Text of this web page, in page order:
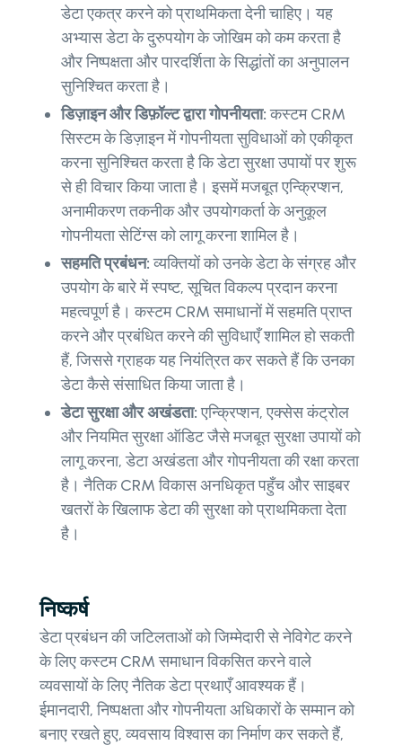
डेटा एकत्र करने को प्राथमिकता देनी चाहिए। यह
अभ्यास डेटा के दुरुपयोग के जोखिम को कम करता है
और निष्पक्षता और पारदर्शिता के सिद्धांतों का अनुपालन
सुनिश्चित करता है।
डिज़ाइन और डिफ़ॉल्ट द्वारा गोपनीयता:कस्टम CRM
सिस्टम के डिज़ाइन में गोपनीयता सुविधाओं को एकीकृत
करना सुनिश्चित करता है कि डेटा सुरक्षा उपायों पर शुरू
से ही विचार किया जाता है। इसमें मजबूत एन्क्रिप्शन,
अनामीकरण तकनीक और उपयोगकर्ता के अनुकूल
गोपनीयता सेटिंग्स को लागू करना शामिल है।
सहमति प्रबंधन:व्यक्तियों को उनके डेटा के संग्रह और
उपयोग के बारे में स्पष्ट, सूचित विकल्प प्रदान करना
महत्वपूर्ण है। कस्टम CRM समाधानों में सहमति प्राप्त
करने और प्रबंधित करने की सुविधाएँ शामिल हो सकती
हैं, जिससे ग्राहक यह नियंत्रित कर सकते हैं कि उनका
डेटा कैसे संसाधित किया जाता है।
डेटा सुरक्षा और अखंडता:एन्क्रिप्शन, एक्सेस कंट्रोल
और नियमित सुरक्षा ऑडिट जैसे मजबूत सुरक्षा उपायों को
लागू करना, डेटा अखंडता और गोपनीयता की रक्षा करता
है। नैतिक CRM विकास अनधिकृत पहुँच और साइबर
खतरों के खिलाफ डेटा की सुरक्षा को प्राथमिकता देता
है।
निष्कर्ष
डेटा प्रबंधन की जटिलताओं को जिम्मेदारी से नेविगेट करने
के लिए कस्टम CRM समाधान विकसित करने वाले
व्यवसायों के लिए नैतिक डेटा प्रथाएँ आवश्यक हैं।
ईमानदारी, निष्पक्षता और गोपनीयता अधिकारों के सम्मान को
बनाए रखते हुए, व्यवसाय विश्वास का निर्माण कर सकते हैं,